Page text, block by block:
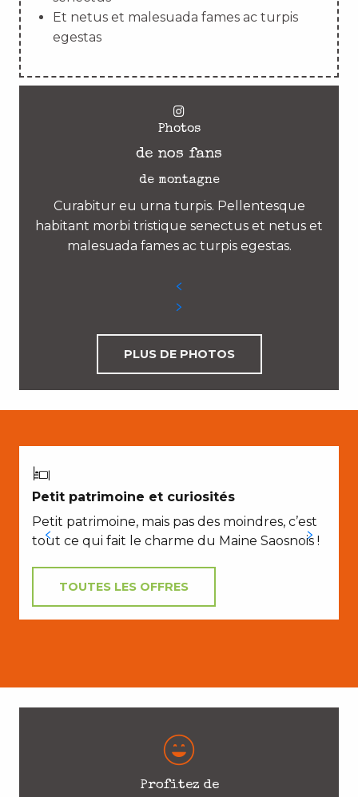
Et netus et malesuada fames ac turpis
egestas
Photos
de nos fans
de montagne
Curabitur eu urna turpis. Pellentesque
habitant morbi tristique senectus et netus et
malesuada fames ac turpis egestas.
PLUS DE PHOTOS
Petit patrimoine et curiosités
Petit patrimoine, mais pas des moindres, c’est
tout ce qui fait le charme du Maine Saosnois !
TOUTES LES OFFRES
Profitez de